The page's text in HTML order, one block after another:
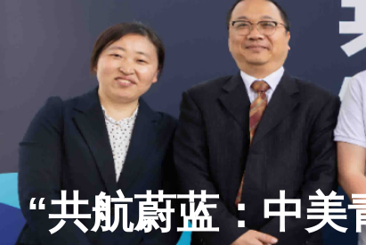
“共航蔚蓝：中美